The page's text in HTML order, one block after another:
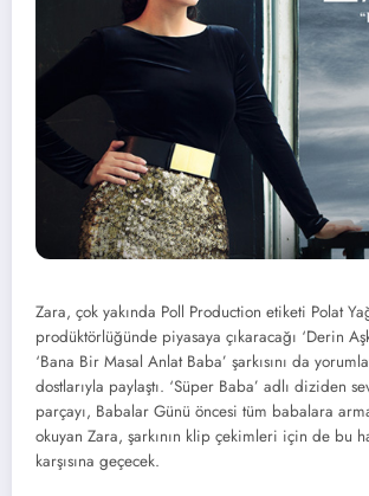
Zara, çok yakında Poll Production etiketi Polat
prodüktörlüğünde piyasaya çıkaracağı ‘Derin
‘Bana Bir Masal Anlat Baba’ şarkısını da
dostlarıyla paylaştı. ‘Süper Baba’ adlı diziden
parçayı, Babalar Günü öncesi tüm babalara
okuyan Zara, şarkının klip çekimleri için de bu
karşısına geçecek.